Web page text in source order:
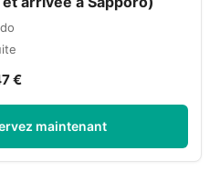
€
maintenant